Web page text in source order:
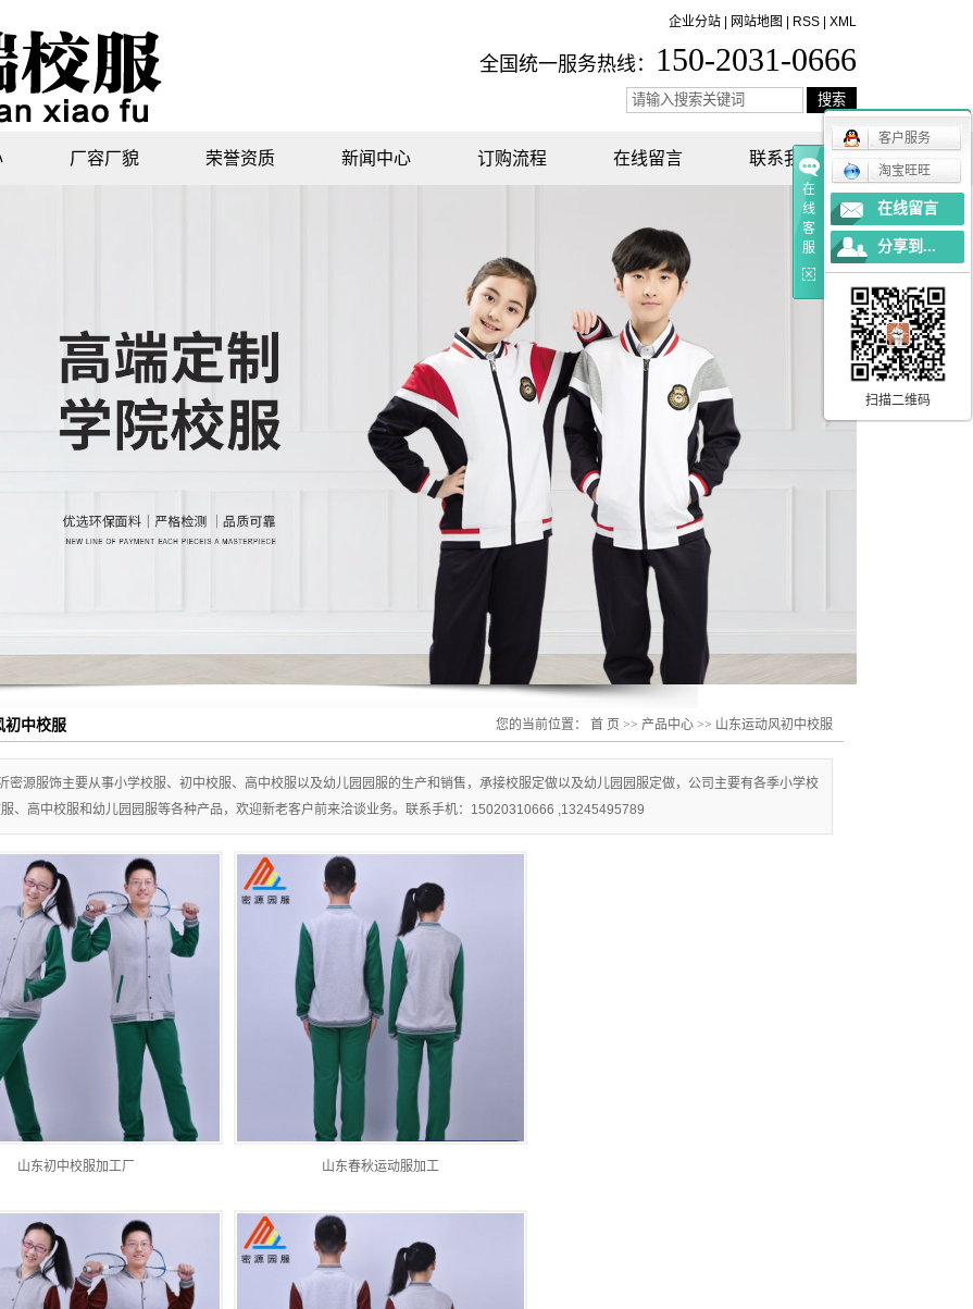
企业分站 网站地图 RSS XML
全国统一服务热线： 150-2031-0666
厂容厂貌 荣誉资质 新闻中心 订购流程 在线留言 联系我们
初中校服 您的当前位置： 首 页 >> 产品中心 >> 山东运动风初中校服
密源服饰主要从事小学校服、初中校服、高中校服以及幼儿园园服的生产和销售，承接校服定做以及幼儿园园服定做，公司主要有各季小学校
、高中校服和幼儿园园服等各种产品，欢迎新老客户前来洽谈业务。联系手机：15020310666 ,13245495789
山东初中校服加工厂 山东春秋运动服加工
在
线
客
服
客户服务
淘宝旺旺
在线留言
分享到...
扫描二维码